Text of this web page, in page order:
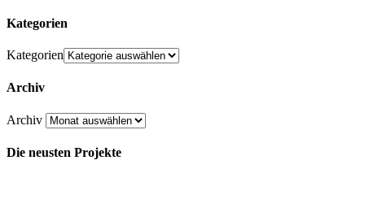
Kategorien
Kategorien
Archiv
Archiv
Die neusten Projekte